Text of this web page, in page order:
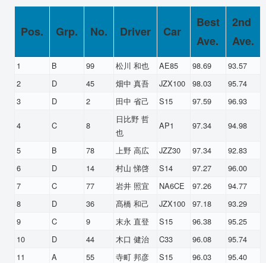
Pos. Grp. No. Driver Car
Best
Ave.
2nd
Ave.
1 B 99 松川 和也 AE85 98.69
93.57
2
D 45 畑中 真吾 JZX100 98.03
95.74
3
D 2 田中 省己 S15 97.59 96.93
4 C 8
日比野 哲
也
AP1 97.34 94.98
5 B 78 上野 高広 JZZ30 97.34
92.83
6
D 14 村山 悌啓 S14 97.27
96.00
7
C 77 岩井 照宜 NA6CE 97.26
94.77
8
D 36 髙橋 和己 JZX100 97.18
93.29
9
C 9 末永 直登 S15 96.38
95.25
10
D 44 木口 健治 C33 96.08
95.74
11
A 55 寺町 邦彦 S15 96.03
95.40